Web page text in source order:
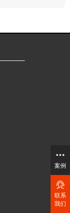
案例
联系
我们